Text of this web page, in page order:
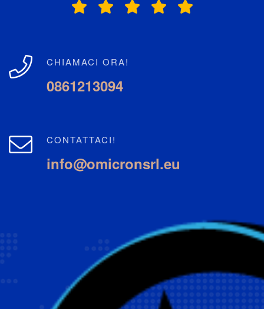
CHIAMACI ORA!
0861213094
CONTATTACI!
info@omicronsrl.eu